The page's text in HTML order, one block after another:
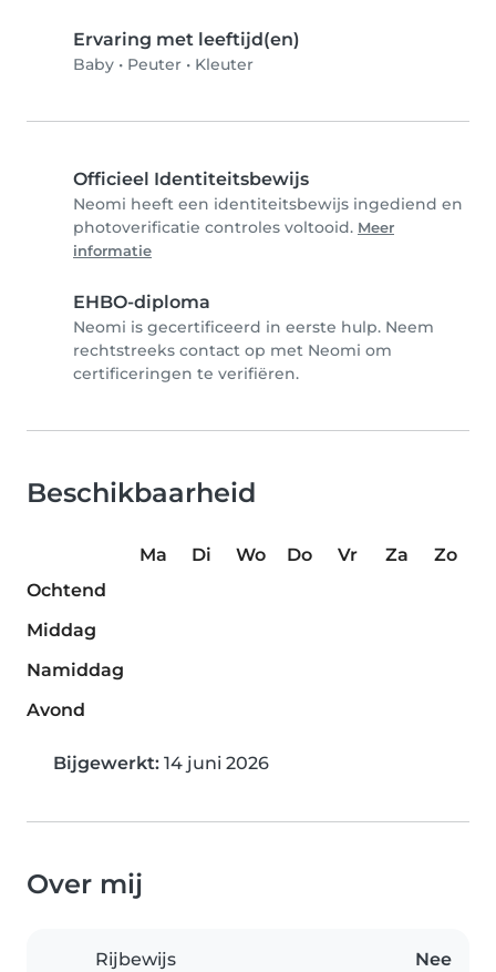
Ervaring met leeftijd(en)
Baby • Peuter • Kleuter
Officieel Identiteitsbewijs
Neomi heeft een identiteitsbewijs ingediend en
photoverificatie controles voltooid. Meer
informatie
EHBO-diploma
Neomi is gecertificeerd in eerste hulp. Neem
rechtstreeks contact op met Neomi om
certificeringen te verifiëren.
Beschikbaarheid
Ma Di Wo Do Vr Za
Zo
Ochtend
Middag
Namiddag
Avond
Bijgewerkt: 14 juni 2026
Over mij
Rijbewijs Nee